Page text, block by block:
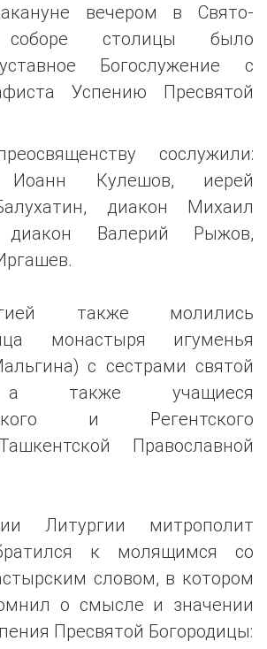
вечером в Свято-
соборе столицы было
Богослужение с
Успению Пресвятой
сослужили:
Иоанн Кулешов, иерей
диакон Михаил
диакон Валерий Рыжов,
также молились
монастыря игуменья
с сестрами святой
а также учащиеся
и Регентского
Православной
Литургии митрополит
к молящимся со
словом, в котором
о смысле и значении
Пресвятой Богородицы: